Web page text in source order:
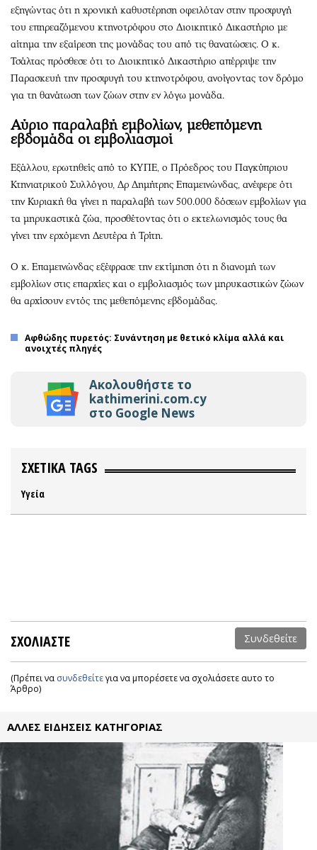
εξηγώντας ότι η χρονική καθυστέρηση οφειλόταν στην προσφυγή
του επηρεαζόμενου κτηνοτρόφου στο Διοικητικό Δικαστήριο με
αίτημα την εξαίρεση της μονάδας του από τις θανατώσεις. Ο κ.
Τσάλτας πρόσθεσε ότι το Διοικητικό Δικαστήριο απέρριψε την
Παρασκευή την προσφυγή του κτηνοτρόφου, ανοίγοντας τον δρόμο
για τη θανάτωση των ζώων στην εν λόγω μονάδα.
Αύριο παραλαβή εμβολίων, μεθεπόμενη
εβδομάδα οι εμβολιασμοί
Εξάλλου, ερωτηθείς από το ΚΥΠΕ, ο Πρόεδρος του Παγκύπριου
Κτηνιατρικού Συλλόγου, Δρ Δημήτρης Επαμεινώνδας, ανέφερε ότι
την Κυριακή θα γίνει η παραλαβή των 500.000 δόσεων εμβολίων για
τα μηρυκαστικά ζώα, προσθέτοντας ότι ο εκτελωνισμός τους θα
γίνει την ερχόμενη Δευτέρα ή Τρίτη.
Ο κ. Επαμεινώνδας εξέφρασε την εκτίμηση ότι η διανομή των
εμβολίων στις επαρχίες και ο εμβολιασμός των μηρυκαστικών ζώων
θα αρχίσουν εντός της μεθεπόμενης εβδομάδας.
Αφθώδης πυρετός: Συνάντηση με θετικό κλίμα αλλά και
ανοιχτές πληγές
Ακολουθήστε το
kathimerini.com.cy
στο Google News
ΣΧΕΤΙΚΑ TAGS
Υγεία
ΣΧΟΛΙΑΣΤΕ Συνδεθείτε
(Πρέπει να συνδεθείτεγια να μπορέσετε να σχολιάσετε αυτο το
Άρθρο)
ΑΛΛΕΣ ΕΙΔΗΣΕΙΣ ΚΑΤΗΓΟΡΙΑΣ